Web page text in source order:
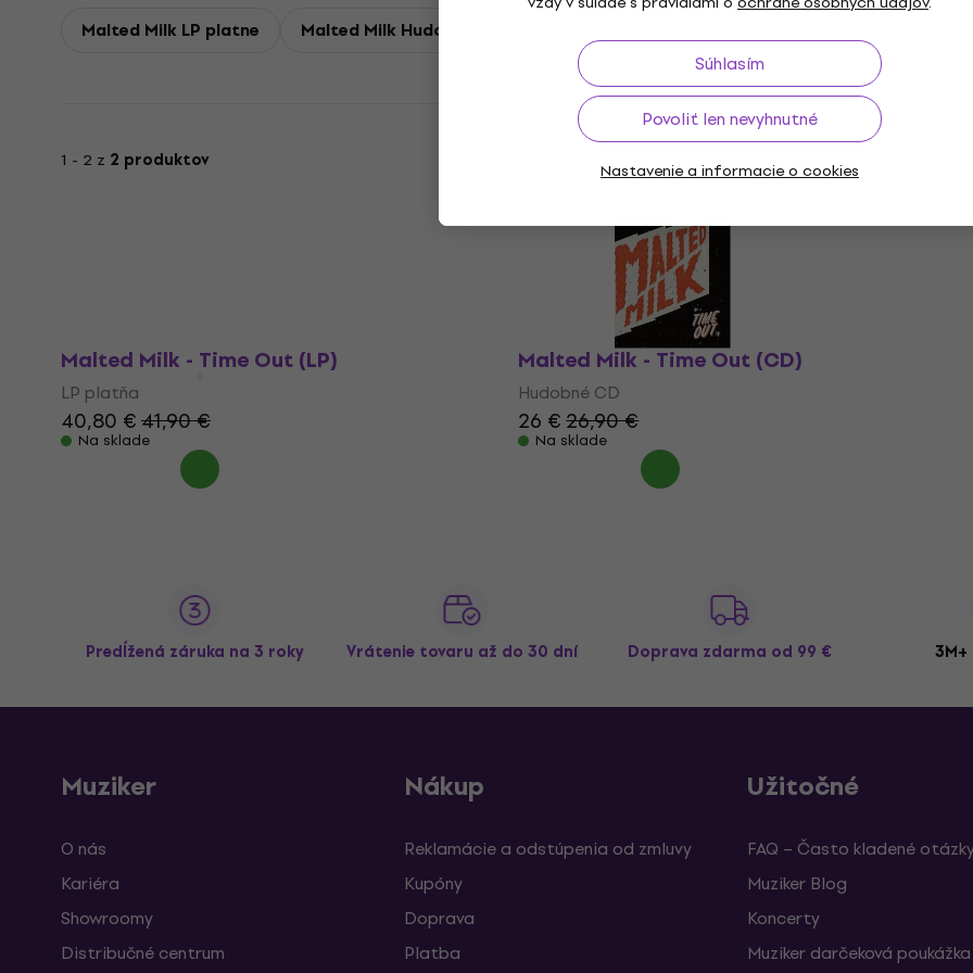
Súhlasím
Povoliť len nevyhnutné
Nastavenie a informacie o cookies
Malted Milk LP platne Malted Milk Hudobné CD
1 - 2 z 2 produktov
Malted Milk - Time Out (LP)
LP platňa
40,80 €41,90 €
Na sklade
Malted Milk - Time Out (CD)
Hudobné CD
26 €26,90 €
Na sklade
Predĺžená záruka na 3 roky Vrátenie tovaru až do 30 dní Doprava zdarma od 99 €
Muziker
O nás
Kariéra
Showroomy
Distribučné centrum
Nákup
Reklamácie a odstúpenia od zmluvy
Kupóny
Doprava
Platba
Užitočné
FAQ – Často kladené
Muziker Blog
Koncerty
Muziker darčeková poukážka